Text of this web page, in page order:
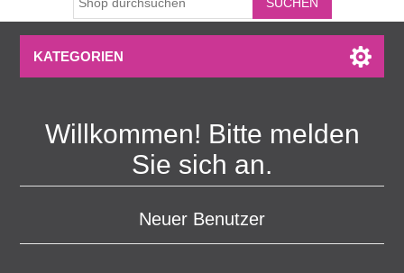
KATEGORIEN
Willkommen! Bitte melden
Sie sich an.
Neuer Benutzer